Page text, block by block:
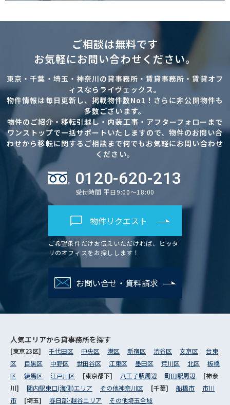
ご相談は無料です
お気軽にお問い合わせください。
東京・千葉・埼玉・神奈川の貸事務所・賃貸事務所・賃貸オフ
ィスならライヴェックス。
物件情報は毎日更新し、掲載物件数No1！さらに非公開物件も
多数ございます。
物件のご紹介・移転引越し・内装工事・アフターフォローまで
ワンストップで一括サポートいたしますので、物件のお問い合
わせから移転に関するご相談まで何でもお気軽にお問い合わせ
ください。
0120-620-213
受付時間 平日9:00～18:00
物件リクエスト
ご希望条件だけお伝えいただければ、ピッタ
リのオフィスをお探しします！
お問い合せ・資料請求
人気エリアから貸事務所を探す
[東京23区] 千代田区 中央区 港区 新宿区 渋谷区 文京区
台東
区
目黒区 中野区 世田谷区 江東区 墨田区 荒川区 北区
板橋
区
練馬区 江戸川区 [東京都下] 八王子駅周辺 町田駅周辺
[神奈
川] 関内駅東口(海側)エリア その他神奈川区 [千葉] 船橋市
市川
市
[埼玉] 春日部･越谷エリア その他埼玉全域